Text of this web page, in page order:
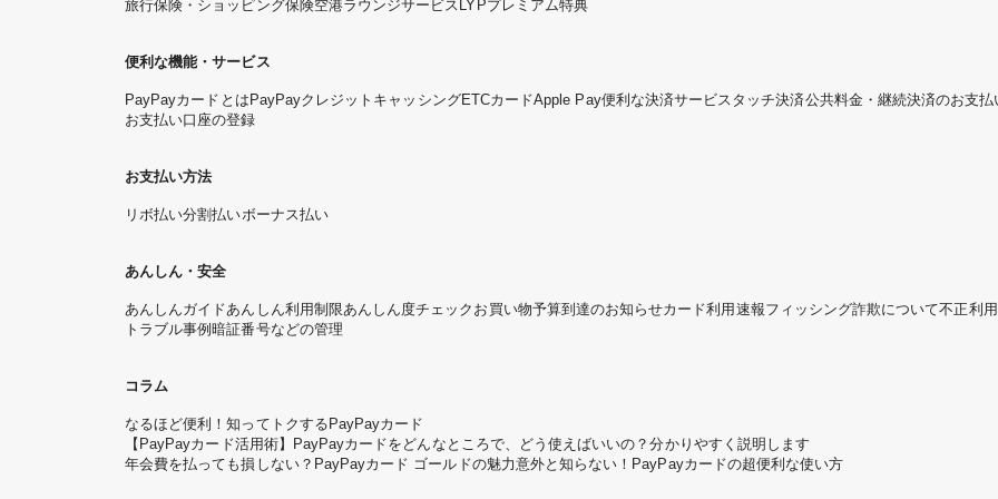
旅行保険・ショッピング保険空港ラウンジサービス LYPプレミアム特典
便利な機能・サービス
PayPayカードとは PayPayクレジット キャッシングETCカードApple Pay便利な決済サービスタッチ決済公共料金・継続決済のお支払
お支払い口座の登録
お支払い方法
リボ払い分割払いボーナス払い
あんしん・安全
あんしんガイドあんしん利用制限あんしん度チェック お買い物予算到達のお知らせカード利用速報フィッシング詐欺について不正利
トラブル事例暗証番号などの管理
コラム
なるほど便利！知ってトクするPayPayカード
【PayPayカード活用術】PayPayカードをどんなところで、どう使えばいいの？分かりやすく説明します
年会費を払っても損しない？PayPayカード ゴールドの魅力意外と知らない！PayPayカードの超便利な使い方